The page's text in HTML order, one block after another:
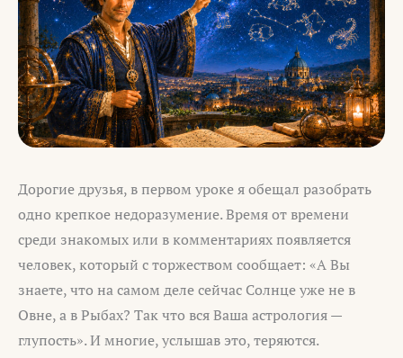
Дорогие друзья, в первом уроке я обещал разобрать
одно крепкое недоразумение. Время от времени
среди знакомых или в комментариях появляется
человек, который с торжеством сообщает: «А Вы
знаете, что на самом деле сейчас Солнце уже не в
Овне, а в Рыбах? Так что вся Ваша астрология —
глупость». И многие, услышав это, теряются.